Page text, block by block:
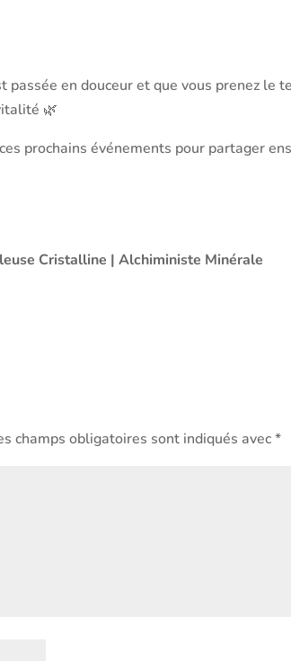
passée en douceur et que vous prenez le
🌿
prochains événements pour partager
Cristalline | Alchiministe Minérale
champs obligatoires sont indiqués avec*